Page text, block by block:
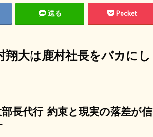
送る Pocket
翔大は鹿村社長をバカにし
長代行 約束と現実の落差が信